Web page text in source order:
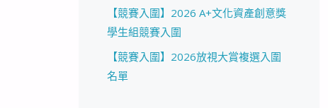
【競賽入圍】2026 A+文化資產創意獎
學生組競賽入圍
【競賽入圍】2026放視大賞複選入圍
名單